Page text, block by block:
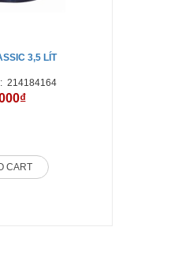
3,5 LÍT
214184164
CART